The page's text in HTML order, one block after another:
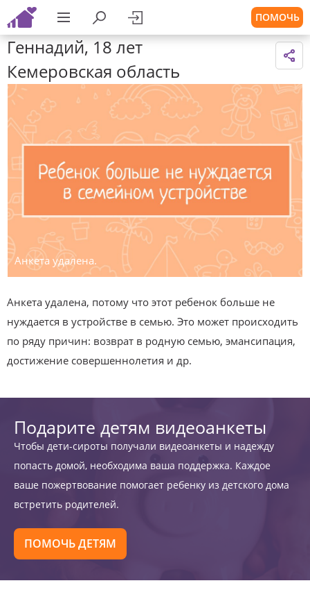
ПОМОЧЬ
Геннадий, 18 лет
Кемеровская область
Анкета удалена.
Анкета удалена, потому что этот ребенок больше не
нуждается в устройстве в семью. Это может происходить
по ряду причин: возврат в родную семью, эмансипация,
достижение совершеннолетия и др.
Подарите детям видеоанкеты
Чтобы дети-сироты получали видеоанкеты и надежду
попасть домой, необходима ваша поддержка. Каждое
ваше пожертвование помогает ребенку из детского дома
встретить родителей.
ПОМОЧЬ ДЕТЯМ